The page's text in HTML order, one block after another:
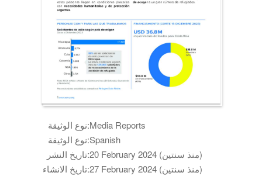
نوع الوثيقة:Media Reports
نوع الوثيقة:Spanish
تاريخ النشر:
20 February 2024 (منذ سنتين)
تاريخ الانشاء:
27 February 2024 (منذ سنتين)